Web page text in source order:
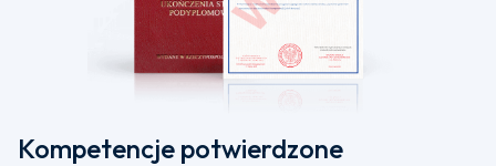
Kompetencje potwierdzone